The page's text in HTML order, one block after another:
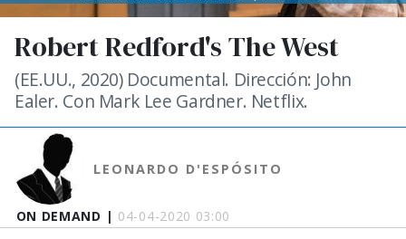
ON DEMAND | 04-04-2020 03:00
Robert Redford's The West
(EE.UU., 2020) Documental. Dirección: John
Ealer. Con Mark Lee Gardner. Netflix.
LEONARDO D'ESPÓSITO